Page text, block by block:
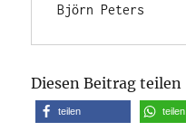
Björn Peters
Diesen Beitrag teilen
teilen teilen